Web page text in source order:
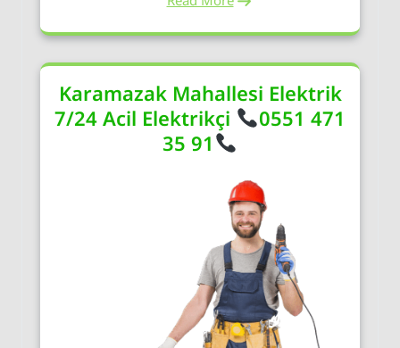
Karamazak Mahallesi Elektrik
7/24 Acil Elektrikçi
0551 471
35 91